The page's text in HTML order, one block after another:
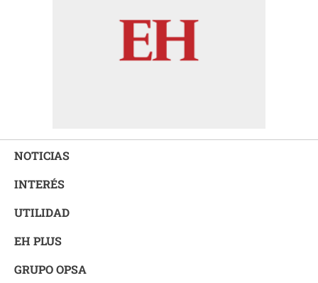
NOTICIAS
INTERÉS
UTILIDAD
EH PLUS
GRUPO OPSA